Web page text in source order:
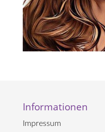
Informationen
Impressum